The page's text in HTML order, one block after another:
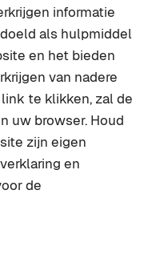
informatie
als hulpmiddel
en het bieden
van nadere
te klikken, zal de
uw browser. Houd
zijn eigen
en
de